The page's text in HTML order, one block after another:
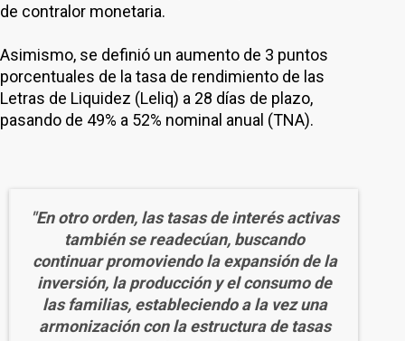
de contralor monetaria.
Asimismo, se definió un aumento de 3 puntos
porcentuales de la tasa de rendimiento de las
Letras de Liquidez (Leliq) a 28 días de plazo,
pasando de 49% a 52% nominal anual (TNA).
"En otro orden, las tasas de interés activas
también se readecúan, buscando
continuar promoviendo la expansión de la
inversión, la producción y el consumo de
las familias, estableciendo a la vez una
armonización con la estructura de tasas